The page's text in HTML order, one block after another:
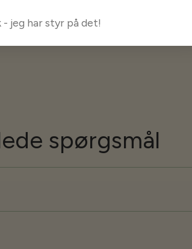
spørgsmål
- jeg har styr på det!